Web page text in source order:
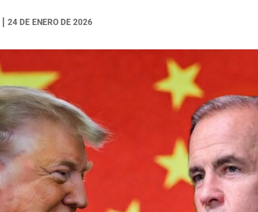
24 DE ENERO DE 2026